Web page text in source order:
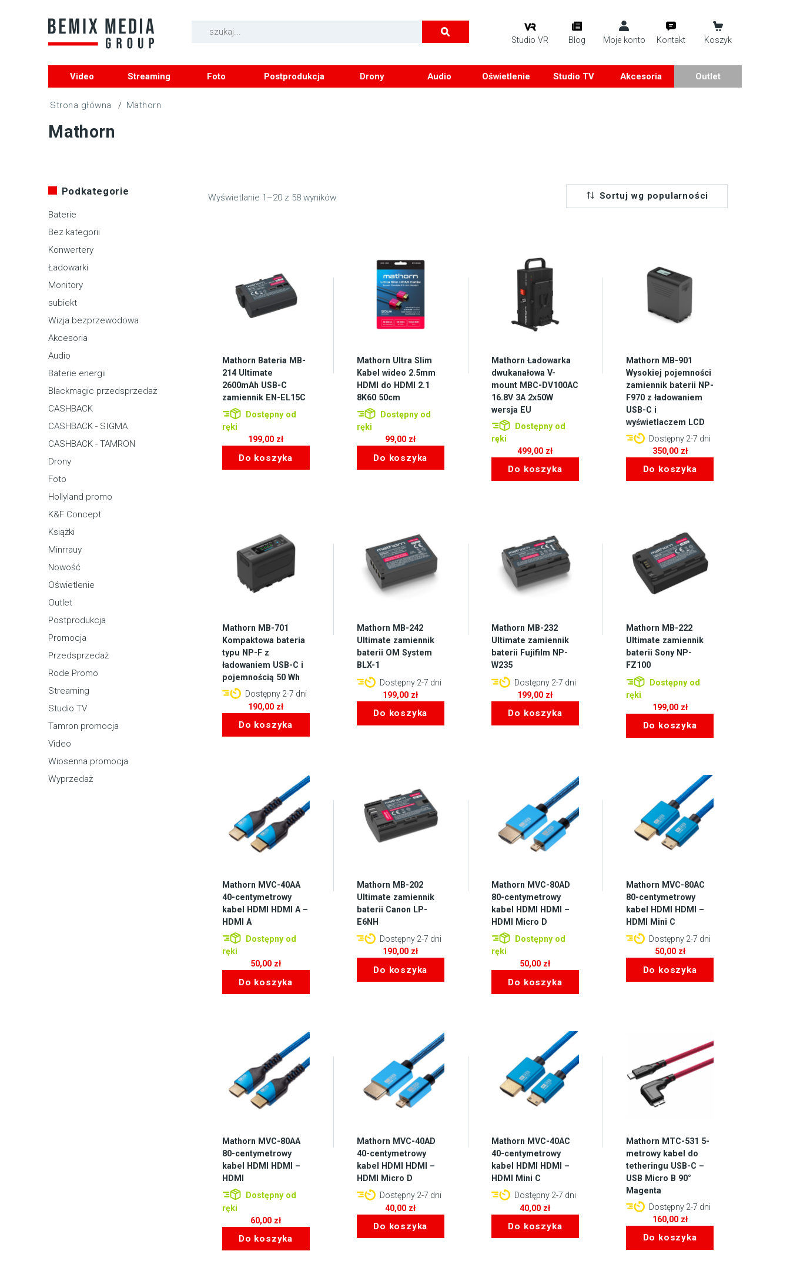
Studio VR Blog Moje konto Kontakt Koszyk
Video Streaming Foto Postprodukcja Drony Audio Oświetlenie Studio TV Akcesoria Outlet
/ Mathorn
Mathorn
Podkategorie
Baterie
Bez kategorii
Konwertery
Ładowarki
Monitory
subiekt
Wizja bezprzewodowa
Akcesoria
Audio
Baterie energii
Blackmagic przedsprzedaż
CASHBACK
CASHBACK - SIGMA
CASHBACK - TAMRON
Drony
Foto
Hollyland promo
K&F Concept
Książki
Minrrauy
Nowość
Oświetlenie
Outlet
Postprodukcja
Promocja
Przedsprzedaż
Rode Promo
Streaming
Studio TV
Tamron promocja
Video
Wiosenna promocja
Wyprzedaż
Wyświetlanie 1–20 z 58 wyników Sortuj wg popularności
Mathorn Bateria MB-
214 Ultimate
2600mAh USB-C
zamiennik EN-EL15C
Dostępny od
ręki
199,00 zł
Do koszyka
Mathorn Ultra Slim
Kabel wideo 2.5mm
HDMI do HDMI 2.1
8K60 50cm
Dostępny od
ręki
99,00 zł
Do koszyka
Mathorn Ładowarka
dwukanałowa V-
mount MBC-DV100AC
16.8V 3A 2x50W
wersja EU
Dostępny od
ręki
499,00 zł
Do koszyka
Mathorn MB-901
Wysokiej pojemności
zamiennik baterii NP-
F970 z ładowaniem
USB-C i
wyświetlaczem LCD
Dostępny 2-7 dni
350,00 zł
Do koszyka
Mathorn MB-701
Kompaktowa bateria
typu NP-F z
ładowaniem USB-C i
pojemnością 50 Wh
Dostępny 2-7 dni
190,00 zł
Do koszyka
Mathorn MB-242
Ultimate zamiennik
baterii OM System
BLX-1
Dostępny 2-7 dni
199,00 zł
Do koszyka
Mathorn MB-232
Ultimate zamiennik
baterii Fujifilm NP-
W235
Dostępny 2-7 dni
199,00 zł
Do koszyka
Mathorn MB-222
Ultimate zamiennik
baterii Sony NP-
FZ100
Dostępny od
ręki
199,00 zł
Do koszyka
Mathorn MVC-40AA
40-centymetrowy
kabel HDMI HDMI A –
HDMI A
Dostępny od
ręki
50,00 zł
Do koszyka
Mathorn MB-202
Ultimate zamiennik
baterii Canon LP-
E6NH
Dostępny 2-7 dni
190,00 zł
Do koszyka
Mathorn MVC-80AD
80-centymetrowy
kabel HDMI HDMI –
HDMI Micro D
Dostępny od
ręki
50,00 zł
Do koszyka
Mathorn MVC-80AC
80-centymetrowy
kabel HDMI HDMI –
HDMI Mini C
Dostępny 2-7 dni
50,00 zł
Do koszyka
Mathorn MVC-80AA
80-centymetrowy
kabel HDMI HDMI –
HDMI
Dostępny od
ręki
60,00 zł
Do koszyka
Mathorn MVC-40AD
40-centymetrowy
kabel HDMI HDMI –
HDMI Micro D
Dostępny 2-7 dni
40,00 zł
Do koszyka
Mathorn MVC-40AC
40-centymetrowy
kabel HDMI HDMI –
HDMI Mini C
Dostępny 2-7 dni
40,00 zł
Do koszyka
Mathorn MTC-531 5-
metrowy kabel do
tetheringu USB-C –
USB Micro B 90°
Magenta
Dostępny 2-7 dni
160,00 zł
Do koszyka